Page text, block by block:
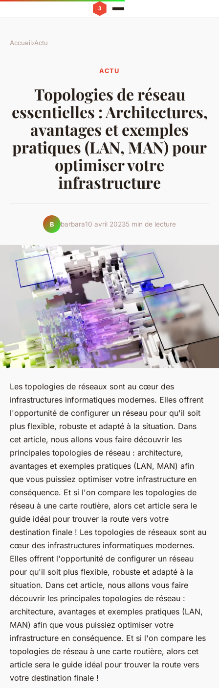
Accueil›Actu
ACTU
Topologies de réseau
essentielles : Architectures,
avantages et exemples
pratiques (LAN, MAN) pour
optimiser votre
infrastructure
B barbara10 avril 20235 min de lecture
Les topologies de réseaux sont au cœur des
infrastructures informatiques modernes. Elles offrent
l'opportunité de configurer un réseau pour qu'il soit
plus flexible, robuste et adapté à la situation. Dans
cet article, nous allons vous faire découvrir les
principales topologies de réseau : architecture,
avantages et exemples pratiques (LAN, MAN) afin
que vous puissiez optimiser votre infrastructure en
conséquence. Et si l'on compare les topologies de
réseau à une carte routière, alors cet article sera le
guide idéal pour trouver la route vers votre
destination finale ! Les topologies de réseaux sont au
cœur des infrastructures informatiques modernes.
Elles offrent l'opportunité de configurer un réseau
pour qu'il soit plus flexible, robuste et adapté à la
situation. Dans cet article, nous allons vous faire
découvrir les principales topologies de réseau :
architecture, avantages et exemples pratiques (LAN,
MAN) afin que vous puissiez optimiser votre
infrastructure en conséquence. Et si l'on compare les
topologies de réseau à une carte routière, alors cet
article sera le guide idéal pour trouver la route vers
votre destination finale !